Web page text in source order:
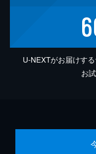
U-NEXTがお届けす
お